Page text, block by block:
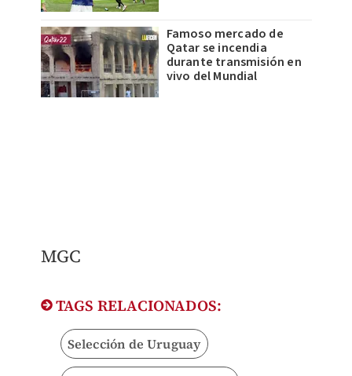
Famoso mercado de
Qatar se incendia
durante transmisión en
vivo del Mundial
MGC
TAGS RELACIONADOS:
Selección de Uruguay